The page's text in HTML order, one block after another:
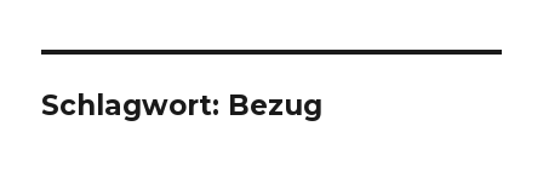
Schlagwort: Bezug